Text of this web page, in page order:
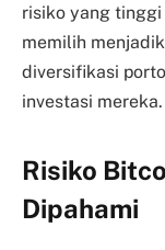
risiko yang
memilih
diversifikasi
investasi mereka.
Risiko
Dipahami